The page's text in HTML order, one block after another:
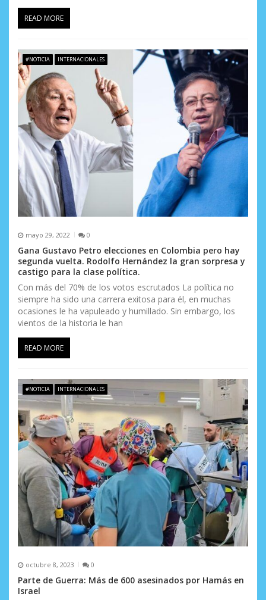
READ MORE
#NOTICIA INTERNACIONALES
mayo 29, 2022 0
Gana Gustavo Petro elecciones en Colombia pero hay
segunda vuelta. Rodolfo Hernández la gran sorpresa y
castigo para la clase política.
Con más del 70% de los votos escrutados La política no
siempre ha sido una carrera exitosa para él, en muchas
ocasiones le ha vapuleado y humillado. Sin embargo, los
vientos de la historia le han
READ MORE
#NOTICIA INTERNACIONALES
octubre 8, 2023 0
Parte de Guerra: Más de 600 asesinados por Hamás en
Israel